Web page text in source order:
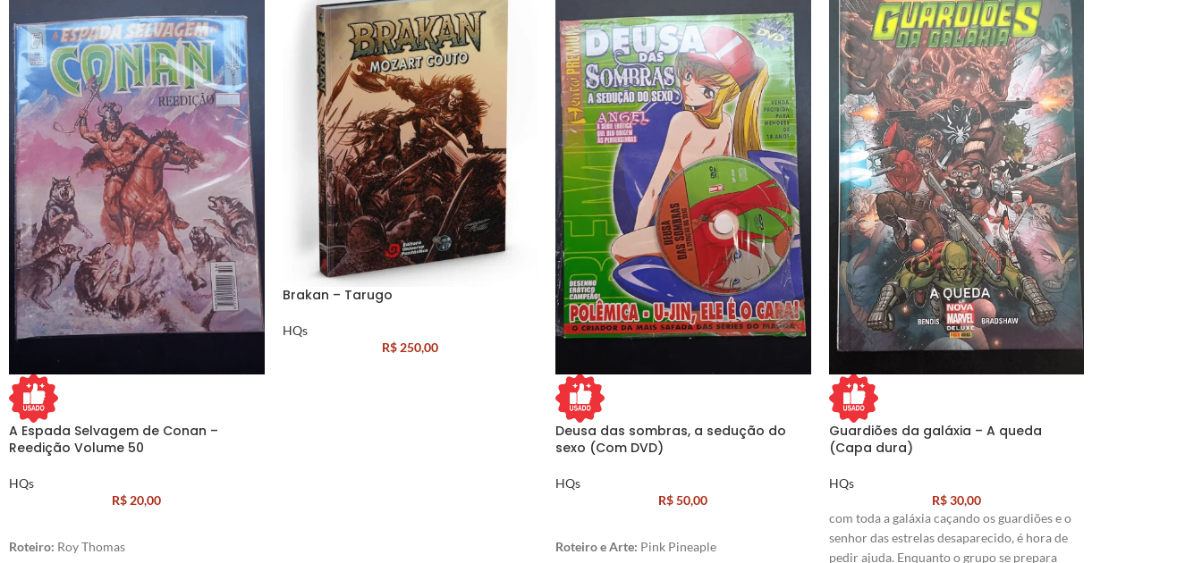
A Espada Selvagem de Conan –
Reedição Volume 50
HQs
R$ 20,00
Roteiro: Roy Thomas
Brakan – Tarugo
HQs
R$250,00
Deusa das sombras, a sedução do
sexo (Com DVD)
HQs
R$50,00
Roteiro eArte: Pink Pineaple
Guardiões da galáxia – A queda
(Capa dura)
HQs
R$30,00
com toda a galáxia caçando os guardiões e o
senhor das estrelas desaparecido, é hora de
pedir ajuda. Enquanto o grupo se prepara